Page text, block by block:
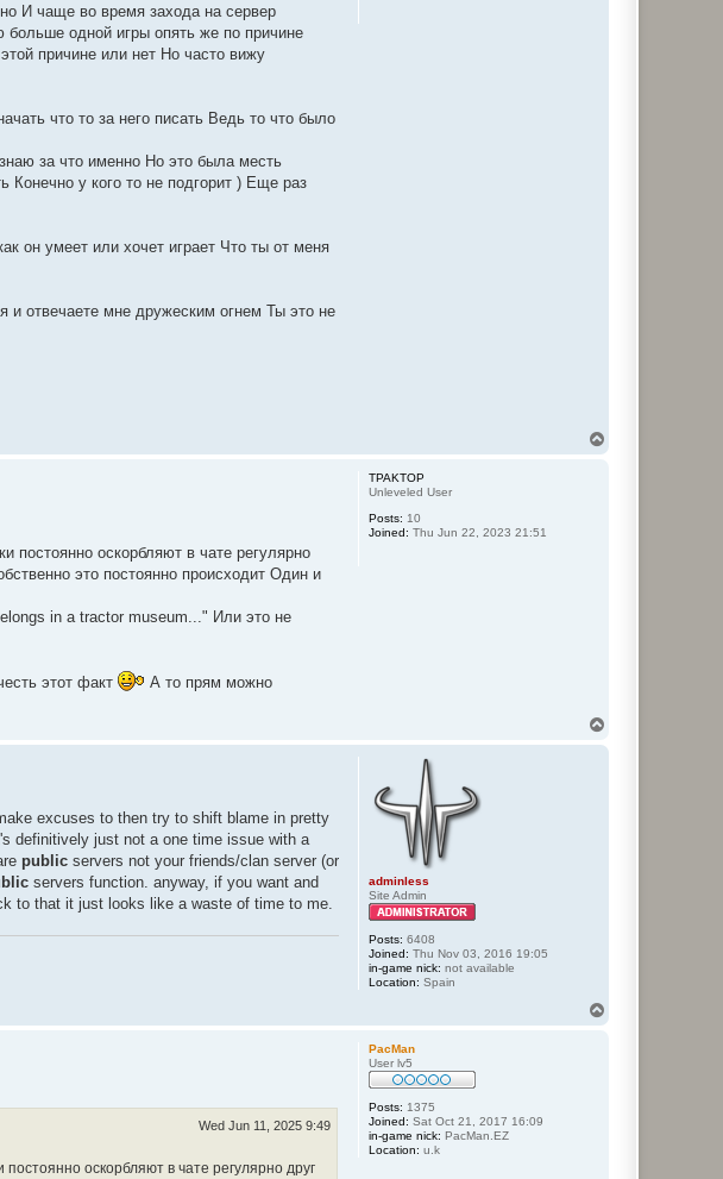
И чаще во время захода на сервер
одной игры опять же по причине
причине или нет Но часто вижу
что то за него писать Ведь то что было
за что именно Но это была месть
Конечно у кого то не подгорит ) Еще раз
он умеет или хочет играет Что ты от меня
и отвечаете мне дружеским огнем Ты это не
TPAKTOP
Unleveled User
Posts: 10
Joined: Thu Jun 22, 2023 21:51
постоянно оскорбляют в чате регулярно
это постоянно происходит Один и
in a tractor museum..." Или это не
этот факт
А то прям можно
adminless
Site Admin
Posts: 6408
Joined: Thu Nov 03, 2016 19:05
in-game nick: not available
Location: Spain
excuses to then try to shift blame in pretty
definitively just not a one time issue with a
public servers not your friends/clan server (or
servers function. anyway, if you want and
to that it just looks like a waste of time to me.
PacMan
User lv5
Posts: 1375
Joined: Sat Oct 21, 2017 16:09
in-game nick: PacMan.EZ
Location: u.k
Wed Jun 11, 2025 9:49
оскорбляют в чате регулярно друг